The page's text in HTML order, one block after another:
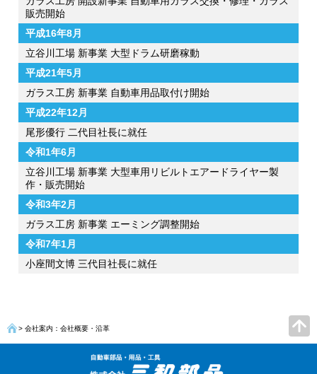
販売開始
平成16年8月
立谷川工場 新事業 大型ドラム研磨稼動
平成21年5月
ガラス工房 新事業 自動車用品取付け開始
平成22年12月
尾形優行 二代目社長に就任
令和1年6月
立谷川工場 新事業 大型車用リビルトエアードライヤー製
作・販売開始
令和3年2月
ガラス工房 新事業 エーミング調整開始
令和7年1月
小座間文博 三代目社長に就任
> 会社案内：会社概要・沿革